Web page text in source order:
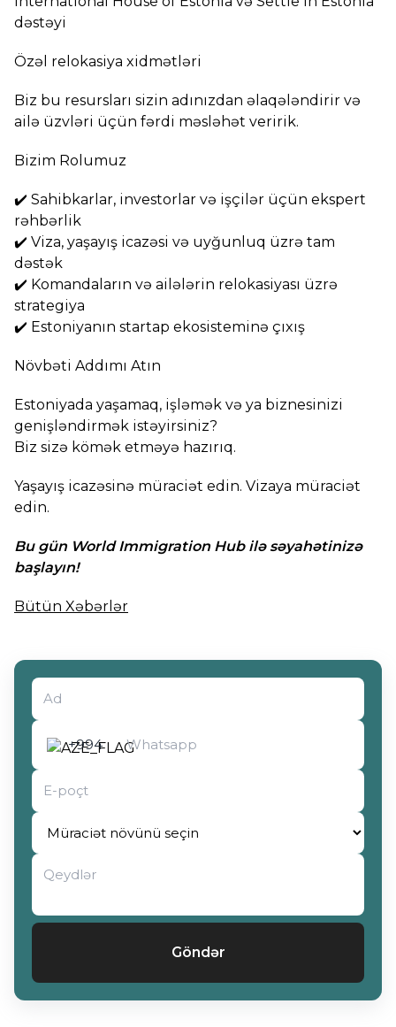
dəstəyi
Özəl relokasiya xidmətləri
Biz bu resursları sizin adınızdan əlaqələndirir və
ailə üzvləri üçün fərdi məsləhət veririk.
Bizim Rolumuz
✔️ Sahibkarlar, investorlar və işçilər üçün ekspert
rəhbərlik
✔️ Viza, yaşayış icazəsi və uyğunluq üzrə tam
dəstək
✔️ Komandaların və ailələrin relokasiyası üzrə
strategiya
✔️ Estoniyanın startap ekosisteminə çıxış
Növbəti Addımı Atın
Estoniyada yaşamaq, işləmək və ya biznesinizi
genişləndirmək istəyirsiniz?
Biz sizə kömək etməyə hazırıq.
Yaşayış icazəsinə müraciət edin. Vizaya müraciət
edin.
Bu gün World Immigration Hub ilə səyahətinizə
başlayın!
Bütün Xəbərlər
+994
Müraciət növünü seçin
Göndər